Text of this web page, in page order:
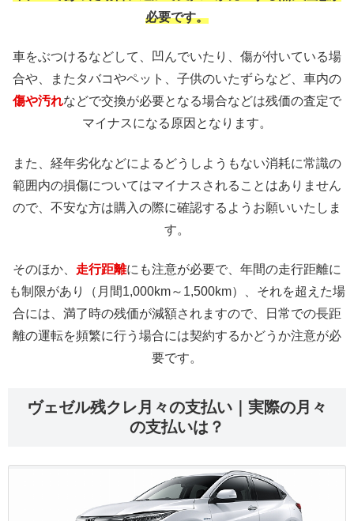
必要です。
車をぶつけるなどして、凹んでいたり、傷が付いている場
合や、またタバコやペット、子供のいたずらなど、車内の
傷や汚れなどで交換が必要となる場合などは残価の査定で
マイナスになる原因となります。
また、経年劣化などによるどうしようもない消耗に常識の
範囲内の損傷についてはマイナスされることはありません
ので、不安な方は購入の際に確認するようお願いいたしま
す。
そのほか、 走行距離にも注意が必要で、年間の走行距離に
も制限があり（月間1,000km～1,500km）、それを超えた場
合には、満了時の残価が減額されますので、日常での長距
離の運転を頻繁に行う場合には契約するかどうか注意が必
要です。
ヴェゼル残クレ月々の支払い｜実際の月々
の支払いは？